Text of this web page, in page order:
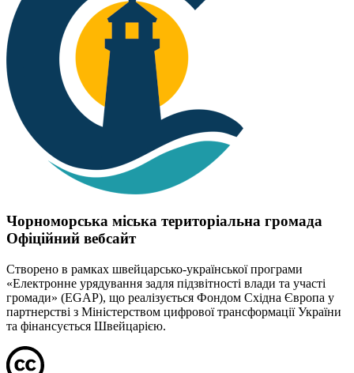
Чорноморська міська територіальна громада
Офіційний вебсайт
Створено в рамках швейцарсько-української програми
«Електронне урядування задля підзвітності влади та участі
громади» (EGAP), що реалізується Фондом Східна Європа у
партнерстві з Міністерством цифрової трансформації України
та фінансується Швейцарією.